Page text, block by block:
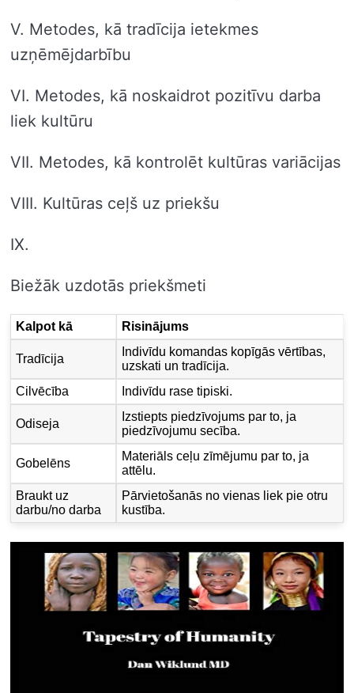
V. Metodes, kā tradīcija ietekmes
uzņēmējdarbību
VI. Metodes, kā noskaidrot pozitīvu darba
liek kultūru
VII. Metodes, kā kontrolēt kultūras variācijas
VIII. Kultūras ceļš uz priekšu
IX.
Biežāk uzdotās priekšmeti
Kalpot kā Risinājums
Tradīcija
Indivīdu komandas kopīgās vērtības,
uzskati un tradīcija.
Cilvēcība
Indivīdu rase tipiski.
Odiseja
Izstiepts piedzīvojums par to, ja
piedzīvojumu secība.
Gobelēns
Materiāls ceļu zīmējumu par to, ja
attēlu.
Braukt uz
darbu/no darba
Pārvietošanās no vienas liek pie otru
kustība.